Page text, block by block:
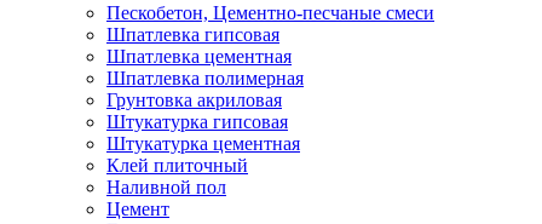
Пескобетон, Цементно-песчаные смеси
Шпатлевка гипсовая
Шпатлевка цементная
Шпатлевка полимерная
Грунтовка акриловая
Штукатурка гипсовая
Штукатурка цементная
Клей плиточный
Наливной пол
Цемент